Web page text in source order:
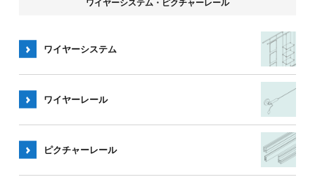
ワイヤーシステム
ワイヤーレール
ピクチャーレール